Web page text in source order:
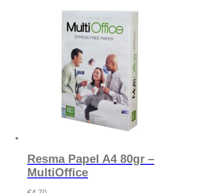
Resma Papel A4 80gr –
MultiOffice